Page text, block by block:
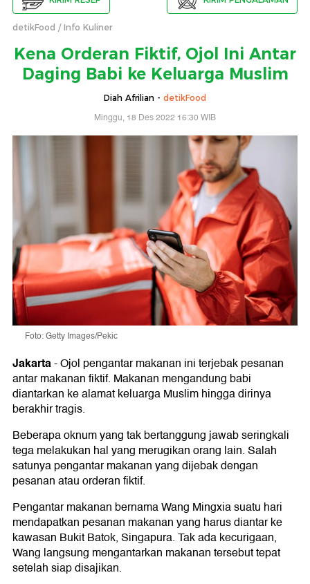
detikFood Info Kuliner
Kena Orderan Fiktif, Ojol Ini Antar
Daging Babi ke Keluarga Muslim
Diah Afrilian - detikFood
Minggu, 18 Des 2022 16:30 WIB
Foto: Getty Images/Pekic
Jakarta-Ojol pengantar makanan ini terjebak pesanan
antar makanan fiktif. Makanan mengandung babi
diantarkan ke alamat keluarga Muslim hingga dirinya
berakhir tragis.
Beberapa oknum yang tak bertanggung jawab seringkali
tega melakukan hal yang merugikan orang lain. Salah
satunya pengantar makanan yang dijebak dengan
pesanan atau orderan fiktif.
Pengantar makanan bernama Wang Mingxia suatu hari
mendapatkan pesanan makanan yang harus diantar ke
kawasan Bukit Batok, Singapura. Tak ada kecurigaan,
Wang langsung mengantarkan makanan tersebut tepat
setelah siap disajikan.